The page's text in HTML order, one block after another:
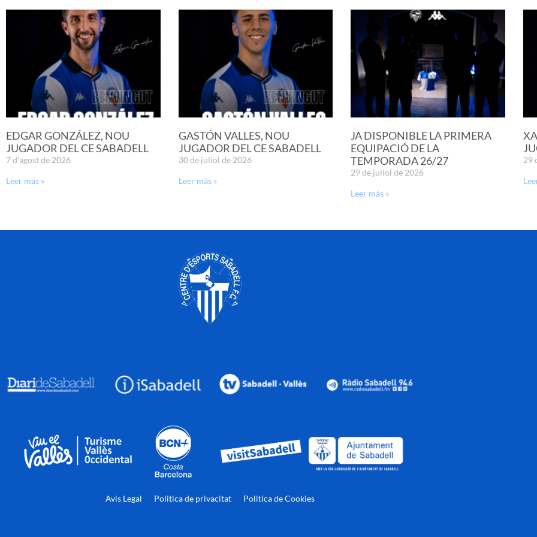
EDGAR GONZÁLEZ, NOU
JUGADOR DEL CE SABADELL
7 d'agost de 2026
Leer más »
GASTÓN VALLES, NOU
JUGADOR DEL CE SABADELL
30 de juliol de 2026
Leer más »
JA DISPONIBLE LA PRIMERA
EQUIPACIÓ DE LA
TEMPORADA 26/27
29 de juliol de 2026
Leer más »
29
Avis Legal Politica de privacitat Politica de Cookies